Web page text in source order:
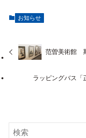
お知らせ
范曽美術館
ラッピングバス「